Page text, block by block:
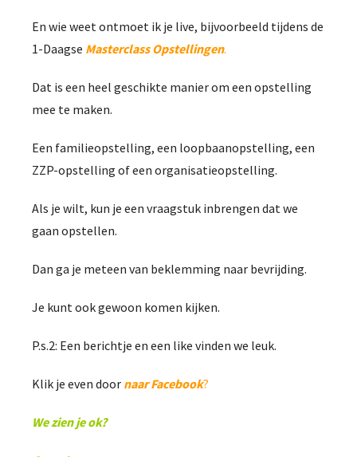
En wie weet ontmoet ik je live, bijvoorbeeld tijdens de
1-Daagse Masterclass Opstellingen.
Dat is een heel geschikte manier om een opstelling
mee te maken.
Een familieopstelling, een loopbaanopstelling, een
ZZP-opstelling of een organisatieopstelling.
Als je wilt, kun je een vraagstuk inbrengen dat we
gaan opstellen.
Dan ga je meteen van beklemming naar bevrijding.
Je kunt ook gewoon komen kijken.
P.s.2: Een berichtje en een like vinden we leuk.
Klik je even door naar Facebook?
We zien je ok?